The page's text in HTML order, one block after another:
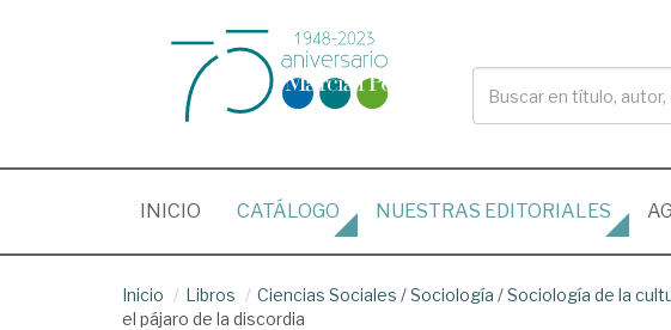
INICIO (CURRENT)
CATÁLOGO NUESTRAS EDITORIALES
Inicio Libros Ciencias Sociales /Sociología /Sociología de la
el pájaro de la discordia